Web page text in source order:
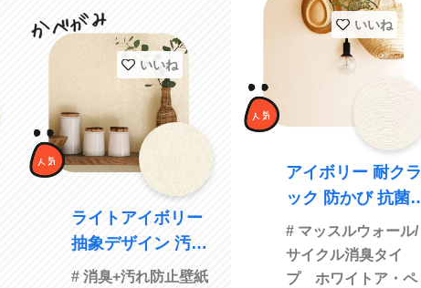
いいね
ライトアイボリー
抽象デザイン 汚れ
防止 消臭 抗菌 防
# 消臭+汚れ防止壁紙
いいね
アイボリー 耐クラ
ック 防かび 抗菌
表面強化 消臭 トキ
ワ TWP9487 旧品
番TWP1440
# マッスルウォール/
サイクル消臭タイ
プ ホワイトア・ペ